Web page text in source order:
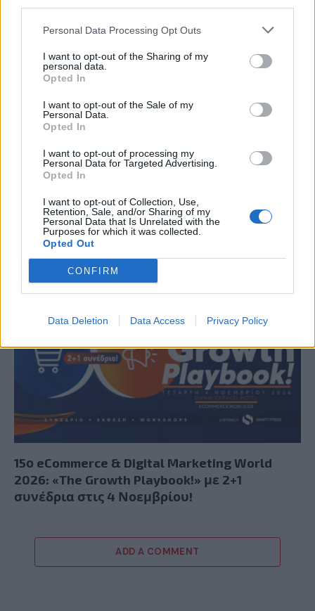
Personal Data Processing Opt Outs
I want to opt-out of the Sharing of my
personal data.
Opted In
I want to opt-out of the Sale of my
Personal Data.
Opted In
I want to opt-out of processing my
Personal Data for Targeted Advertising.
Opted In
I want to opt-out of Collection, Use,
Retention, Sale, and/or Sharing of my
Personal Data that Is Unrelated with the
Purposes for which it was collected.
Opted Out
CONFIRM
Data Deletion Data Access Privacy Policy
στιγμή σε απόλυτη gaming εμπειρία!
Ο Geralt επιστρέφει! Πρώτη παρουσίαση του
νέου expansion του The Witcher 3 στη
Gamescom
15ο eCommerce & Digital Marketing World
2026: «The Growth Playbook!» με 2+1
συνέδρια στις 4 Νοεμβρίου!
ADD A COMMENT